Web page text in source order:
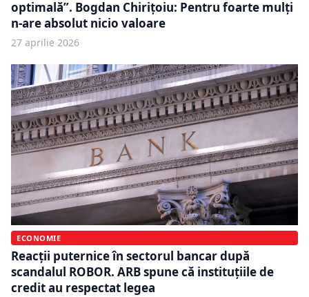
optimală”. Bogdan Chirițoiu: Pentru foarte mulți
n-are absolut nicio valoare
27 aprilie 2026
ECONOMIE
Reacții puternice în sectorul bancar după
scandalul ROBOR. ARB spune că instituțiile de
credit au respectat legea